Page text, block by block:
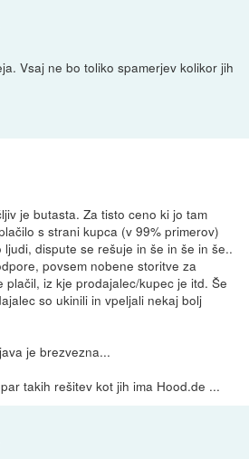
Vsaj ne bo toliko spamerjev kolikor jih
je butasta. Za tisto ceno ki jo tam
s strani kupca (v 99% primerov)
dispute se rešuje in še in še in še..
povsem nobene storitve za
plačil, iz kje prodajalec/kupec je itd. Še
so ukinili in vpeljali nekaj bolj
je brezvezna...
takih rešitev kot jih ima Hood.de ...